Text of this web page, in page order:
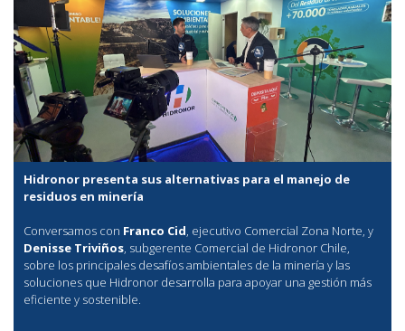
Hidronor presenta sus alternativas para el manejo de
residuos en minería
Conversamos con Franco Cid, ejecutivo Comercial Zona Norte, y
Denisse Triviños, subgerente Comercial de Hidronor Chile,
sobre los principales desafíos ambientales de la minería y las
soluciones que Hidronor desarrolla para apoyar una gestión más
eficiente y sostenible.